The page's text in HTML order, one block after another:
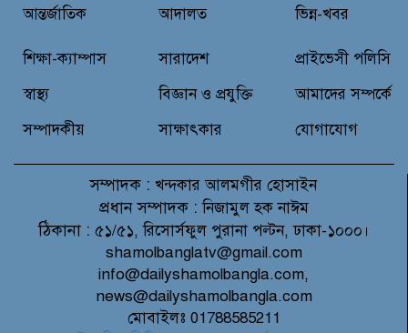
হাটহাজারী মাদরাসা ছাত্র আরিফুল
ইসলামের আকস্মিক মৃত্যু : মাগফিরাত
আন্তর্জাতিক
আদালত
ভিন্ন-খবর
শিক্ষা-ক্যাম্পাস
স্বাস্থ্য
সম্পাদকীয়
সারাদেশ
বিজ্ঞান ও প্রযুক্তি
সাক্ষাৎকার
প্রাইভেসী পলিসি
আমাদের সম্পর্কে
যোগাযোগ
সম্পাদক : খন্দকার আলমগীর হোসাইন
প্রধান সম্পাদক : নিজামুল হক নাঈম
ঠিকানা : ৫১/৫১, রিসোর্সফুল পুরানা পল্টন, ঢাকা-১০০০।
shamolbanglatv@gmail.com
info@dailyshamolbangla.com,
news@dailyshamolbangla.com
মোবাইলঃ 01788585211